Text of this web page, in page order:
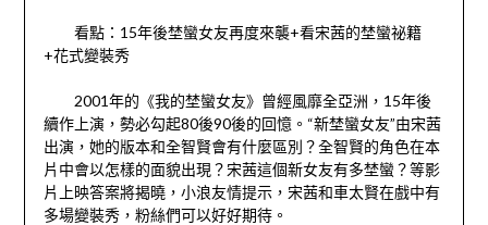
看點：15年後埜蠻女友再度來襲+看宋茜的埜蠻祕籍
+花式變裝秀
2001年的《我的埜蠻女友》曾經風靡全亞洲，15年後
續作上演，勢必勾起80後90後的回憶。“新埜蠻女友”由宋茜
出演，她的版本和全智賢會有什麼區別？全智賢的角色在本
片中會以怎樣的面貌出現？宋茜這個新女友有多埜蠻？等影
片上映答案將揭曉，小浪友情提示，宋茜和車太賢在戲中有
多場變裝秀，粉絲們可以好好期待。